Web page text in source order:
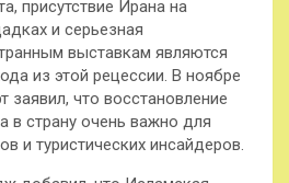
присутствие Ирана на
и серьезная
выставкам являются
из этой рецессии. В ноябре
заявил, что восстановление
в страну очень важно для
и туристических инсайдеров.